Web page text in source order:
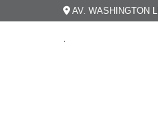
AV. WASHINGTON